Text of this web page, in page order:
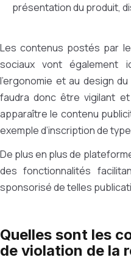
présentation du produit,
Les contenus postés par
sociaux vont également
l’ergonomie et au design
faudra donc être vigilant
apparaître le contenu
exemple d’inscription de
De plus en plus de
des fonctionnalités
sponsorisé de telles
Quelles sont les
de violation de la